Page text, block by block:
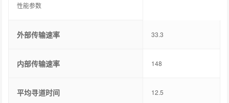
性能参数
外部传输速率 33.3
内部传输速率 148
平均寻道时间 12.5